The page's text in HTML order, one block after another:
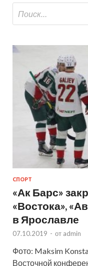
СПОРТ
«Ак Барс»
«Востока»,
в Ярославле
07.10.2019 - от admin
Фото: Maksim
Восточной